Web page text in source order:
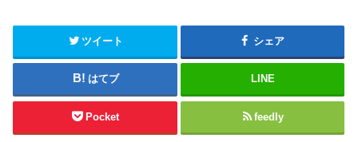
メ-五等分の花嫁
がアプリに！5
つ子ちゃんと一
緒に挑むスマホ
パズルゲーム
ツイート シェア
はてブ LINE
Pocket feedly